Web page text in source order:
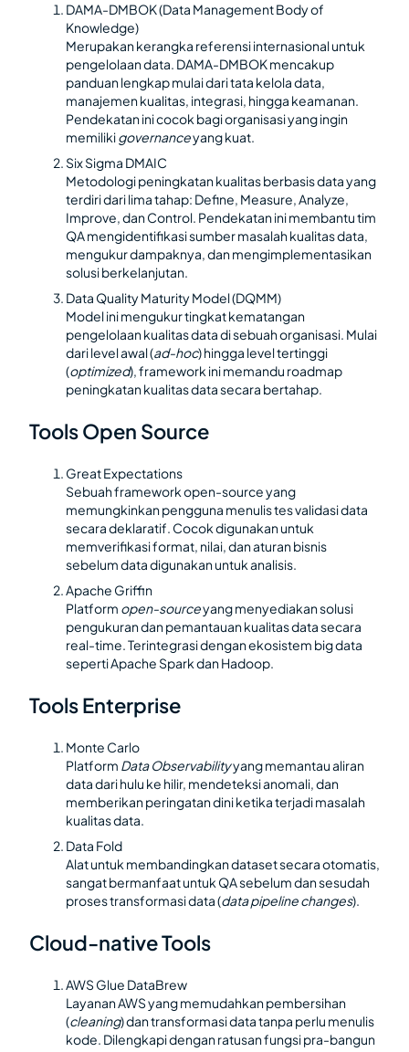
DAMA-DMBOK (Data Management Body of
Knowledge)
Merupakan kerangka referensi internasional untuk
pengelolaan data. DAMA-DMBOK mencakup
panduan lengkap mulai dari tata kelola data,
manajemen kualitas, integrasi, hingga keamanan.
Pendekatan ini cocok bagi organisasi yang ingin
memilikigovernanceyang kuat.
Six Sigma DMAIC
Metodologi peningkatan kualitas berbasis data yang
terdiri dari lima tahap: Define, Measure, Analyze,
Improve, dan Control. Pendekatan ini membantu tim
QA mengidentifikasi sumber masalah kualitas data,
mengukur dampaknya, dan mengimplementasikan
solusi berkelanjutan.
Data Quality Maturity Model (DQMM)
Model ini mengukur tingkat kematangan
pengelolaan kualitas data di sebuah organisasi. Mulai
dari level awal (ad-hoc) hingga level tertinggi
(optimized), framework ini memandu roadmap
peningkatan kualitas data secara bertahap.
Tools Open Source
Great Expectations
Sebuah framework open-source yang
memungkinkan pengguna menulis tes validasi data
secara deklaratif. Cocok digunakan untuk
memverifikasi format, nilai, dan aturan bisnis
sebelum data digunakan untuk analisis.
Apache Griffin
Platform open-sourceyang menyediakan solusi
pengukuran dan pemantauan kualitas data secara
real-time. Terintegrasi dengan ekosistem big data
seperti Apache Spark dan Hadoop.
Tools Enterprise
Monte Carlo
Platform Data Observabilityyang memantau aliran
data dari hulu ke hilir, mendeteksi anomali, dan
memberikan peringatan dini ketika terjadi masalah
kualitas data.
Data Fold
Alat untuk membandingkan dataset secara otomatis,
sangat bermanfaat untuk QA sebelum dan sesudah
proses transformasi data (data pipeline changes).
Cloud-native Tools
AWS Glue DataBrew
Layanan AWS yang memudahkan pembersihan
(cleaning) dan transformasi data tanpa perlu menulis
kode. Dilengkapi dengan ratusan fungsi pra-bangun